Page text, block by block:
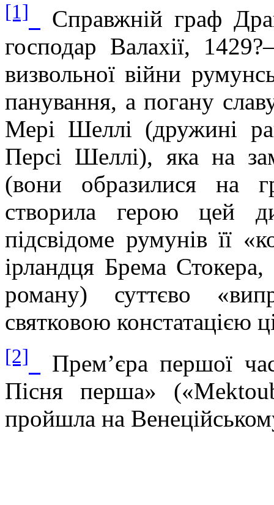
[1]
Справжній граф
господар Валахії,
визвольної війни
панування, а погану
Мері Шеллі (дружині
Персі Шеллі), яка на
(вони образилися на
створила герою цей
підсвідоме румунів її
ірландця Брема
роману) суттєво
святковою констатацією
[2]
Прем’єра першої
Пісня перша» («
пройшла на